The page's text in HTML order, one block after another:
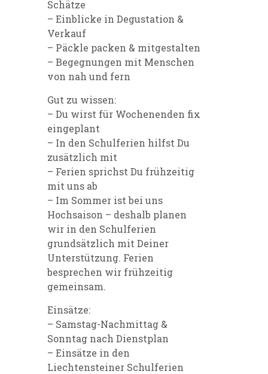
Schätze
– Einblicke in Degustation &
Verkauf
– Päckle packen & mitgestalten
– Begegnungen mit Menschen
von nah und fern
Gut zu wissen:
– Du wirst für Wochenenden fix
eingeplant
– In den Schulferien hilfst Du
zusätzlich mit
– Ferien sprichst Du frühzeitig
mit uns ab
– Im Sommer ist bei uns
Hochsaison – deshalb planen
wir in den Schulferien
grundsätzlich mit Deiner
Unterstützung. Ferien
besprechen wir frühzeitig
gemeinsam.
Einsätze:
– Samstag-Nachmittag &
Sonntag nach Dienstplan
– Einsätze in den
Liechtensteiner Schulferien